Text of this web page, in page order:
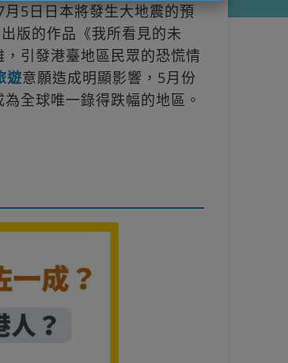
5日日本將發生大地震的預
版的作品《我所看見的未
引發港臺地區民眾的恐慌情
遊意願造成明顯影響，5月份
全球唯一錄得跌幅的地區。